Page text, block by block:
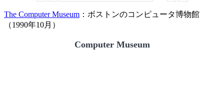
The Computer Museum ：ボストンのコンピュータ博物館
（1990年10月）
Computer Museum